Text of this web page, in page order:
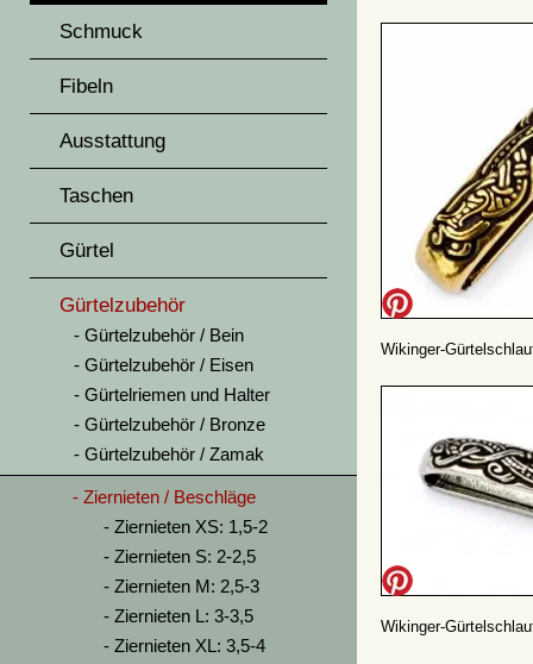
Schmuck
Fibeln
Ausstattung
Taschen
Gürtel
Gürtelzubehör
Gürtelzubehör / Bein
Gürtelzubehör / Eisen
Gürtelriemen und Halter
Gürtelzubehör / Bronze
Gürtelzubehör / Zamak
Ziernieten / Beschläge
Ziernieten XS: 1,5-2
Ziernieten S: 2-2,5
Ziernieten M: 2,5-3
Ziernieten L: 3-3,5
Ziernieten XL: 3,5-4
Wikinger-
Wikinger-